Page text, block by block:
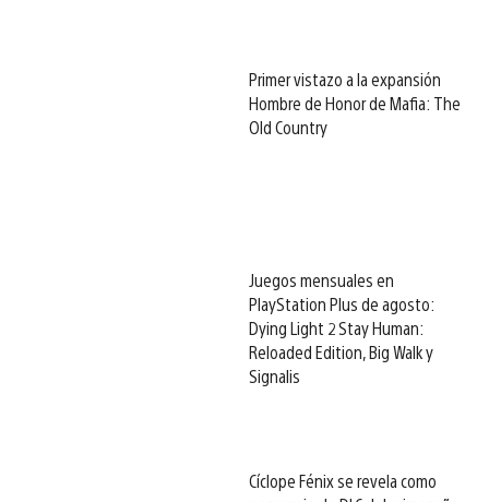
Primer vistazo a la expansión
Hombre de Honor de Mafia: The
Old Country
Juegos mensuales en
PlayStation Plus de agosto:
Dying Light 2 Stay Human:
Reloaded Edition, Big Walk y
Signalis
Cíclope Fénix se revela como